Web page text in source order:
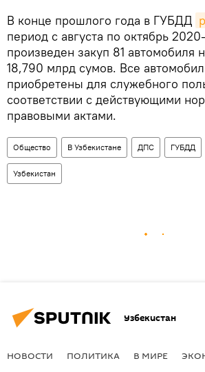
В конце прошлого года в ГУБДД
период с августа по октябрь
произведен закуп 81 автомобиля
18,790 млрд сумов. Все
приобретены для служебного
соответствии с действующими
правовыми актами.
Общество В Узбекистане ДПС ГУБДД
Узбекистан
Узбекистан
НОВОСТИ ПОЛИТИКА В МИРЕ